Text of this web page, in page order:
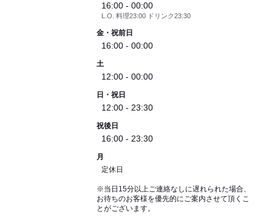
16:00 - 00:00
L.O. 料理23:00 ドリンク23:30
金・祝前日
16:00 - 00:00
土
12:00 - 00:00
日・祝日
12:00 - 23:30
祝後日
16:00 - 23:30
月
定休日
※当日15分以上ご連絡なしに遅れられた場合、
お待ちのお客様を優先的にご案内させて頂くこ
とがございます。